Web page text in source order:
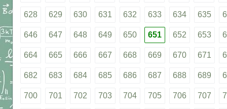
628 629 630 631 632 633 634 635
646 647 648 649 650 651 652 653
664 665 666 667 668 669 670 671
682 683 684 685 686 687 688 689
700 701 702 703 704 705 706 707